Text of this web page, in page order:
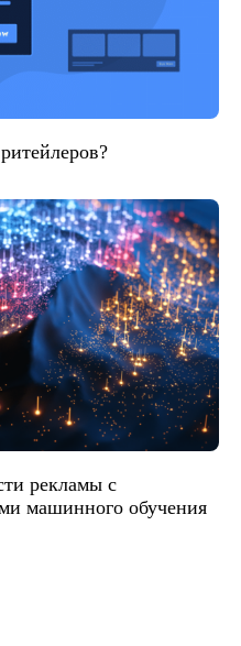
рекламы с
машинного обучения